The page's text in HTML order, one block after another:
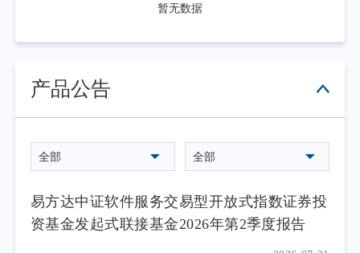
暂无数据
产品公告
全部 全部
易方达中证软件服务交易型开放式指数证券投
资基金发起式联接基金2026年第2季度报告